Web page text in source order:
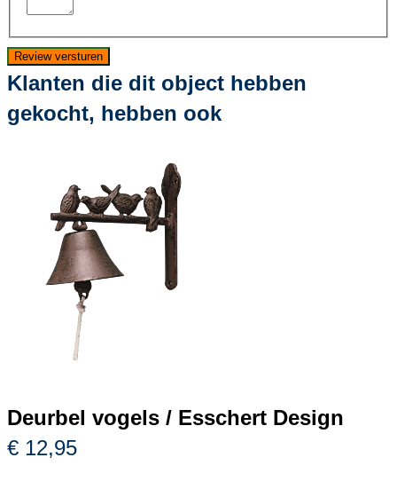
Review versturen
Klanten die dit object hebben
gekocht, hebben ook
Deurbel vogels / Esschert Design
€ 12,95